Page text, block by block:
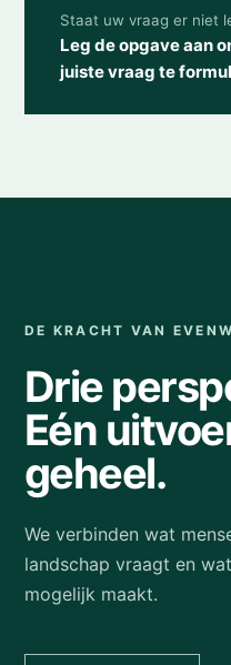
Staat uw vraag er niet
Leg de opgave aan
juiste vraag te
DE KRACHT VAN
Drie
Eén
geheel.
We verbinden wat
landschap vraagt en
mogelijk maakt.